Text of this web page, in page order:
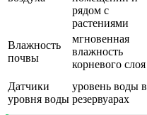
рядом с
растениями
Влажность
почвы
мгновенная
влажность
корневого слоя
Датчики
уровня воды
уровень воды в
резервуарах